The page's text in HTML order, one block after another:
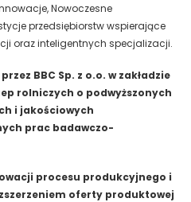
Nowoczesne
przedsiębiorstw wspierające
oraz inteligentnych specjalizacji.
BBC Sp. z o.o. w zakładzie
rolniczych o podwyższonych
i jakościowych
prac badawczo-
procesu produkcyjnego i
oferty produktowej